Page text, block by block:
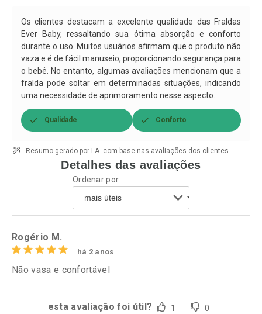
Por R$ 37,25/cada
Por R$ 37,25/cada
Os clientes destacam a excelente qualidade das Fraldas
Ever Baby, ressaltando sua ótima absorção e conforto
durante o uso. Muitos usuários afirmam que o produto não
vaza e é de fácil manuseio, proporcionando segurança para
o bebê. No entanto, algumas avaliações mencionam que a
fralda pode soltar em determinadas situações, indicando
uma necessidade de aprimoramento nesse aspecto.
Qualidade Conforto
Resumo gerado por I.A. com base nas avaliações dos clientes
Detalhes das avaliações
Ordenar por
Rogério M.
há 2 anos
Não vasa e confortável
esta avaliação foi útil? 1 0